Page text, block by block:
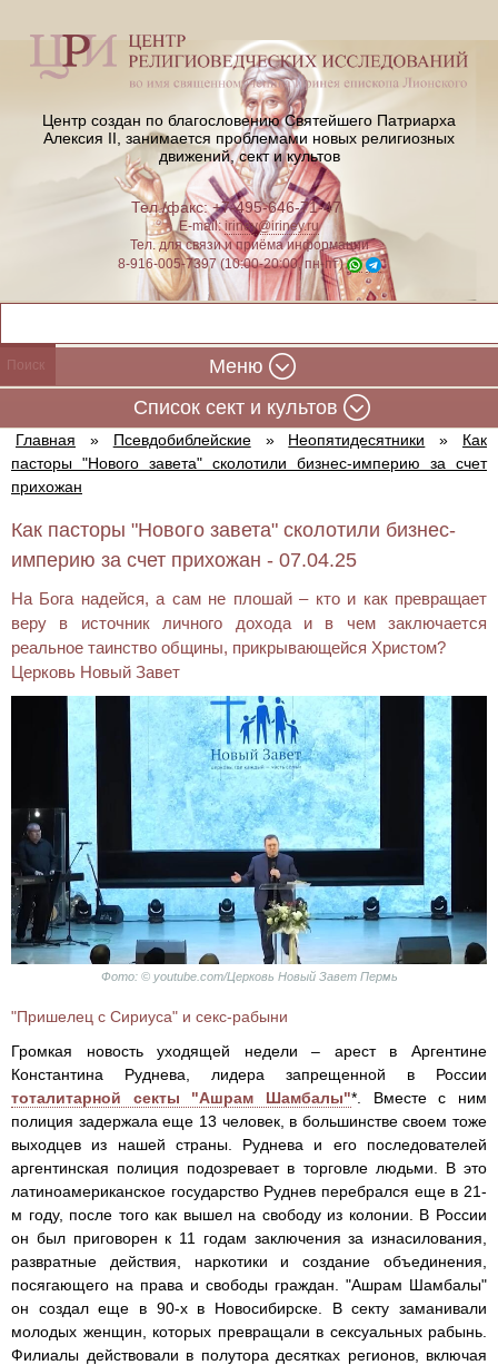
Центр создан по благословению Святейшего Патриарха
Алексия II, занимается проблемами новых религиозных
движений, сект и культов
Тел./факс: +7-495-646-71-47
E-mail:iriney@iriney.ru
Тел. для связи и приёма информации
8-916-005-7397 (10:00-20:00, пн-пт)
Меню
Cписок сект и культов
Главная » Псевдобиблейские » Неопятидесятники »
Как
пасторы "Нового завета" сколотили бизнес-империю за счет
прихожан
Как пасторы "Нового завета" сколотили бизнес-
империю за счет прихожан - 07.04.25
На Бога надейся, а сам не плошай – кто и как превращает
веру в источник личного дохода и в чем заключается
реальное таинство общины, прикрывающейся Христом?
Церковь Новый Завет
Фото: © youtube.com/Церковь Новый Завет Пермь
"Пришелец с Сириуса" и секс-рабыни
Громкая новость уходящей недели – арест в Аргентине
Константина Руднева, лидера запрещенной в России
тоталитарной секты "Ашрам Шамбалы"*. Вместе с ним
полиция задержала еще 13 человек, в большинстве своем тоже
выходцев из нашей страны. Руднева и его последователей
аргентинская полиция подозревает в торговле людьми. В это
латиноамериканское государство Руднев перебрался еще в 21-
м году, после того как вышел на свободу из колонии. В России
он был приговорен к 11 годам заключения за изнасилования,
развратные действия, наркотики и создание объединения,
посягающего на права и свободы граждан. "Ашрам Шамбалы"
он создал еще в 90-х в Новосибирске. В секту заманивали
молодых женщин, которых превращали в сексуальных рабынь.
Филиалы действовали в полутора десятках регионов, включая